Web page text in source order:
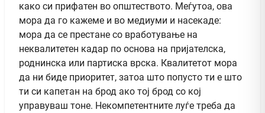
како си прифатен во општеството. Меѓутоа, ова
мора да го кажеме и во медиуми и насекаде:
мора да се престане со вработување на
неквалитетен кадар по основа на пријателска,
роднинска или партиска врска. Квалитетот мора
да ни биде приоритет, затоа што попусто ти е што
ти си капетан на брод ако тој брод со кој
управуваш тоне. Некомпетентните луѓе треба да